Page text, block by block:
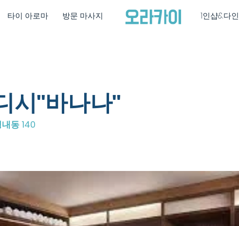
타이 아로마 방문 마사지 1인샵&다
시"바나나"
동 140